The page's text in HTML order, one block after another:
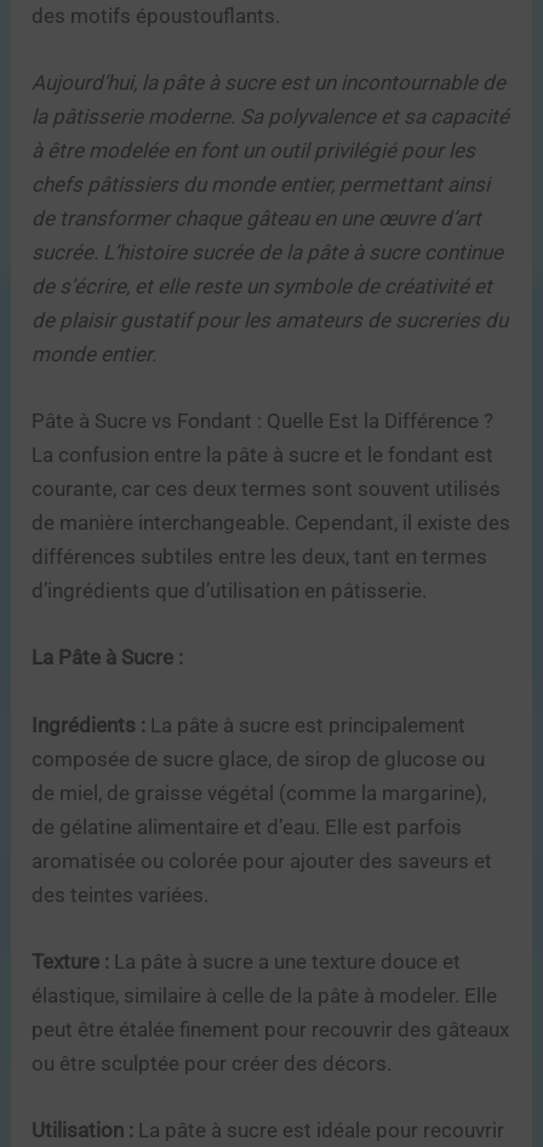
des motifs époustouflants.
Aujourd’hui, la pâte à sucre est un incontournable de
la pâtisserie moderne. Sa polyvalence et sa capacité
à être modelée en font un outil privilégié pour les
chefs pâtissiers du monde entier, permettant ainsi
de transformer chaque gâteau en une œuvre d’art
sucrée. L’histoire sucrée de la pâte à sucre continue
de s’écrire, et elle reste un symbole de créativité et
de plaisir gustatif pour les amateurs de sucreries du
monde entier.
Pâte à Sucre vs Fondant : Quelle Est la Différence ?
La confusion entre la pâte à sucre et le fondant est
courante, car ces deux termes sont souvent utilisés
de manière interchangeable. Cependant, il existe des
différences subtiles entre les deux, tant en termes
d’ingrédients que d’utilisation en pâtisserie.
La Pâte à Sucre :
Ingrédients : La pâte à sucre est principalement
composée de sucre glace, de sirop de glucose ou
de miel, de graisse végétal (comme la margarine),
de gélatine alimentaire et d’eau. Elle est parfois
aromatisée ou colorée pour ajouter des saveurs et
des teintes variées.
Texture : La pâte à sucre a une texture douce et
élastique, similaire à celle de la pâte à modeler. Elle
peut être étalée finement pour recouvrir des gâteaux
ou être sculptée pour créer des décors.
Utilisation : La pâte à sucre est idéale pour recouvrir